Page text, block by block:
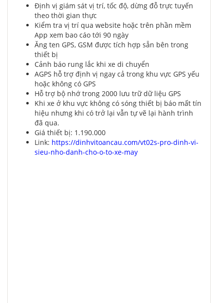
Định vị giám sát vị trí, tốc độ, dừng đỗ trực tuyến
theo thời gian thực
Kiểm tra vị trí qua website hoặc trên phần mềm
App xem bao cáo tới 90 ngày
Ăng ten GPS, GSM được tích hợp sẵn bên trong
thiết bị
Cảnh báo rung lắc khi xe di chuyển
AGPS hỗ trợ định vị ngay cả trong khu vực GPS yếu
hoặc không có GPS
Hỗ trợ bộ nhớ trong 2000 lưu trữ dữ liệu GPS
Khi xe ở khu vực không có sóng thiết bị báo mất tín
hiệu nhưng khi có trở lại vẫn tự vẽ lại hành trình
đã qua.
Giá thiết bị: 1.190.000
Link: https://dinhvitoancau.com/vt02s-pro-dinh-vi-
sieu-nho-danh-cho-o-to-xe-may